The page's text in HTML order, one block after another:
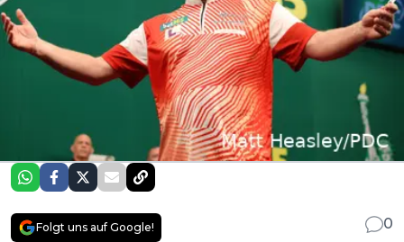
Folgt uns auf Google!
0